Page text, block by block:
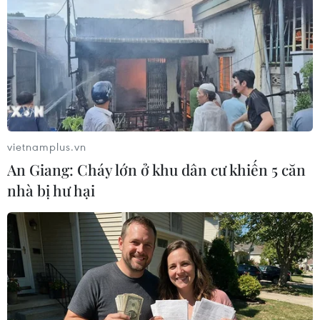
07/06/2020 00:10
Quân đội Ấn Độ và Trung Quốc ngày 6/6 đã tổ chức
cuộc đàm phán cấp cao với ý định chấm dứt tình trạng
đối đầu quyết liệt kéo dài một tháng qua ở vùng núi
phía Đông Ladakh.
vietnamplus.vn
An Giang: Cháy lớn ở khu dân cư khiến 5 căn
nhà bị hư hại